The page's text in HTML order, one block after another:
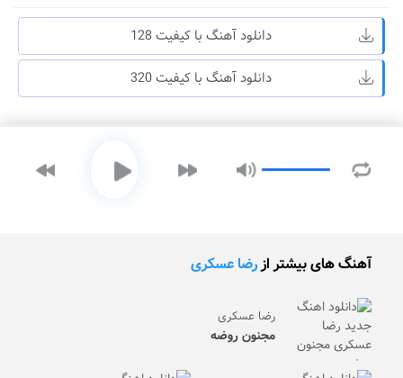
دانلود آهنگ با کیفیت 128
دانلود آهنگ با کیفیت 320
آهنگ های بیشتر ازرضا عسکری
رضا عسکری
مجنون روضه